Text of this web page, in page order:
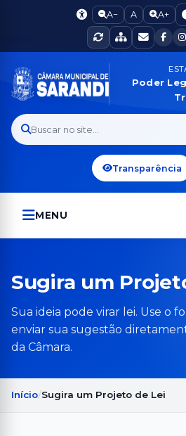
A− A A+
Poder
Buscar no site...
Transparência
MENU
Sugira um
Sua ideia pode virar lei. Use o
enviar sua sugestão
da Câmara.
Início Sugira um Projeto de Lei